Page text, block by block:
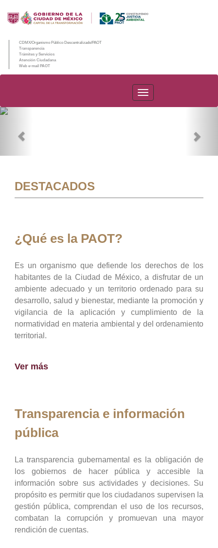
CDMX/Organismo Público Descentralizado/PAOT
Transparencia
Trámites y Servicios
Atención Ciudadana
Web e-mail PAOT
PAOT
DESTACADOS
¿Qué es la PAOT?
Es un organismo que defiende los derechos de los
habitantes de la Ciudad de México, a disfrutar de un
ambiente adecuado y un territorio ordenado para su
desarrollo, salud y bienestar, mediante la promoción y
vigilancia de la aplicación y cumplimiento de la
normatividad en materia ambiental y del ordenamiento
territorial.
Ver más
Transparencia e información
pública
La transparencia gubernamental es la obligación de
los gobiernos de hacer pública y accesible la
información sobre sus actividades y decisiones. Su
propósito es permitir que los ciudadanos supervisen la
gestión pública, comprendan el uso de los recursos,
combatan la corrupción y promuevan una mayor
rendición de cuentas.